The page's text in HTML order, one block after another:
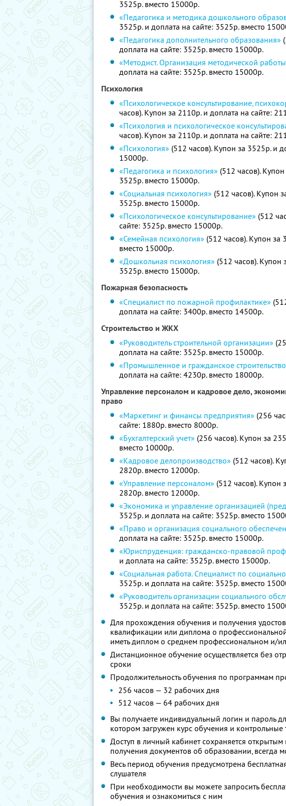
3525р. вместо 15000р.
«Педагогика и методика дошкольного
3525р. и доплата на сайте: 3525р. вместо
«Педагогика дополнительного образования»
доплата на сайте: 3525р. вместо 15000р.
«Методист. Организация методической
доплата на сайте: 3525р. вместо 15000р.
Психология
«Психологическое консультирование,
часов). Купон за 2110р. и доплата на сайте:
«Психология и психологическое
часов). Купон за 2110р. и доплата на сайте:
«Психология» (512 часов). Купон за 3525р. и
15000р.
«Педагогика и психология» (512 часов).
3525р. вместо 15000р.
«Социальная психология» (512 часов). Купон
3525р. вместо 15000р.
«Психологическое консультирование» (512
сайте: 3525р. вместо 15000р.
«Семейная психология» (512 часов). Купон за
вместо 15000р.
«Дошкольная психология» (512 часов). Купон
3525р. вместо 15000р.
Пожарная безопасность
«Специалист по пожарной профилактике»
доплата на сайте: 3400р. вместо 14500р.
Строительство и ЖКХ
«Руководитель строительной организации»
доплата на сайте: 3525р. вместо 15000р.
«Промышленное и гражданское
доплата на сайте: 4230р. вместо 18000р.
Управление персоналом и кадровое дело,
право
«Маркетинг и финансы предприятия» (256
сайте: 1880р. вместо 8000р.
«Бухгалтерский учет» (256 часов). Купон за
вместо 10000р.
«Кадровое делопроизводство» (512 часов).
2820р. вместо 12000р.
«Управление персоналом» (512 часов). Купон
2820р. вместо 12000р.
«Экономика и управление организацией
3525р. и доплата на сайте: 3525р. вместо
«Право и организация социального
доплата на сайте: 3525р. вместо 15000р.
«Юриспруденция: гражданско-правовой
и доплата на сайте: 3525р. вместо 15000р.
«Социальная работа. Специалист по
3525р. и доплата на сайте: 3525р. вместо
«Руководитель организации социального
3525р. и доплата на сайте: 3525р. вместо
Для прохождения обучения и получения
квалификации или диплома о
иметь диплом о среднем профессиональном и/
Дистанционное обучение осуществляется без
сроки
Продолжительность обучения по программам
256 часов — 32 рабочих дня
512 часов — 64 рабочих дня
Вы получаете индивидуальный логин и пароль
котором загружен курс обучения и контрольные
Доступ в личный кабинет сохраняется открытым
получения документов об образовании, всегда
Весь период обучения предусмотрена
слушателя
При необходимости вы можете запросить
обучения и ознакомиться с ним